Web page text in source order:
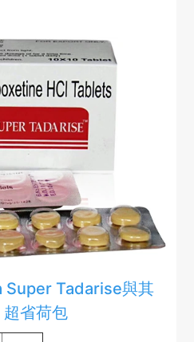
Super Tadarise與其
省荷包